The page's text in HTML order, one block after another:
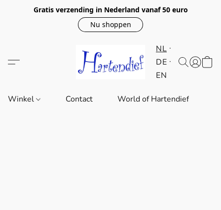
Gratis verzending in Nederland vanaf 50 euro
Nu shoppen
NL
DE
EN
Winkel Contact World of Hartendief